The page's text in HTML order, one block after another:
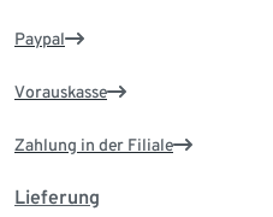
Paypal
Vorauskasse
Zahlung in der Filiale
Lieferung